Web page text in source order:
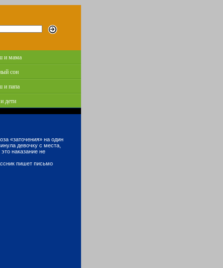
и мама
сон
папа
дети
«заточения» на один
девочку с места,
наказание не
пишет письмо